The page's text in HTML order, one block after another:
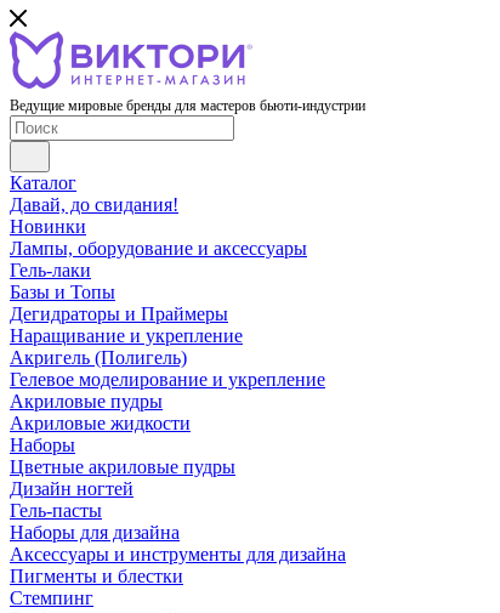
Ведущие мировые бренды для мастеров бьюти-индустрии
Каталог
Давай, до свидания!
Новинки
Лампы, оборудование и аксессуары
Гель-лаки
Базы и Топы
Дегидраторы и Праймеры
Наращивание и укрепление
Акригель (Полигель)
Гелевое моделирование и укрепление
Акриловые пудры
Акриловые жидкости
Наборы
Цветные акриловые пудры
Дизайн ногтей
Гель-пасты
Наборы для дизайна
Аксессуары и инструменты для дизайна
Пигменты и блестки
Стемпинг